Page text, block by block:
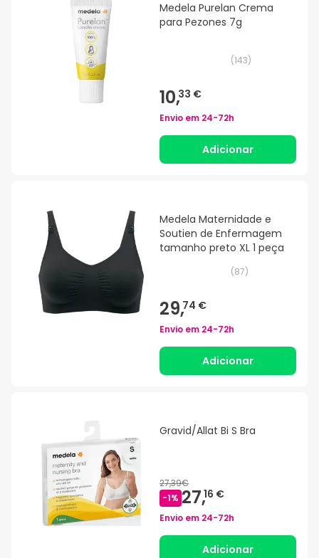
Medela Purelan Crema
para Pezones 7g
(143)
10,33 €
Envio em 24-72h
Adicionar
Medela Maternidade e
Soutien de Enfermagem
tamanho preto XL 1 peça
(87)
29,74 €
Envio em 24-72h
Adicionar
Gravid/Allat Bi S Bra
27,39€
-1% 27,16 €
Envio em 24-72h
Adicionar